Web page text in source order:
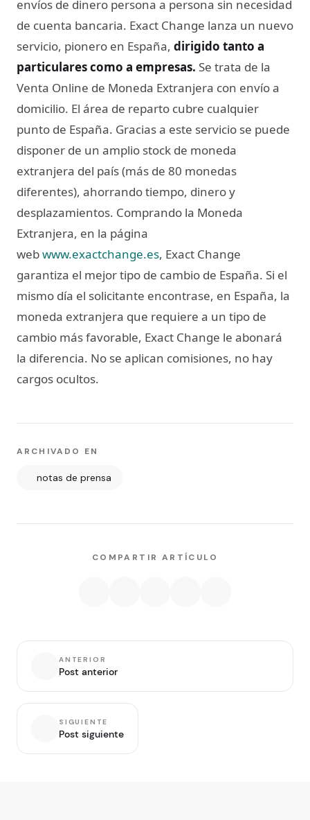
envíos de dinero persona a persona sin necesidad
de cuenta bancaria. Exact Change lanza un nuevo
servicio, pionero en España, dirigido tanto a
particulares como a empresas. Se trata de la
Venta Online de Moneda Extranjera con envío a
domicilio. El área de reparto cubre cualquier
punto de España. Gracias a este servicio se puede
disponer de un amplio stock de moneda
extranjera del país (más de 80 monedas
diferentes), ahorrando tiempo, dinero y
desplazamientos. Comprando la Moneda
Extranjera, en la página
webwww.exactchange.es, Exact Change
garantiza el mejor tipo de cambio de España. Si el
mismo día el solicitante encontrase, en España, la
moneda extranjera que requiere a un tipo de
cambio más favorable, Exact Change le abonará
la diferencia. No se aplican comisiones, no hay
cargos ocultos.
ARCHIVADO EN
notas de prensa
COMPARTIR ARTÍCULO
ANTERIOR
Post anterior
SIGUIENTE
Post siguiente